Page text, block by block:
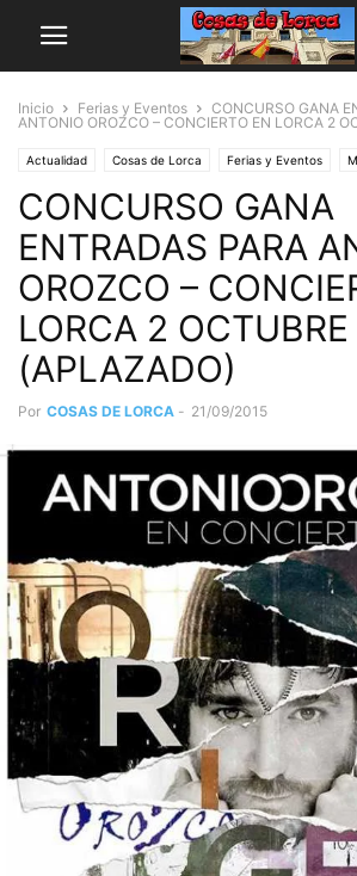
Inicio Ferias y Eventos
CONCURSO GANA
ANTONIO OROZCO – CONCIERTO EN LORCA 2
Actualidad Cosas de Lorca Ferias y Eventos
CONCURSO GANA
ENTRADAS PARA
OROZCO –
LORCA 2 OCTUBRE
(APLAZADO)
Por COSAS DE LORCA - 21/09/2015